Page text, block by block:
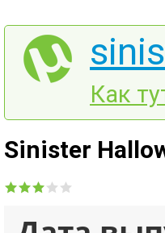
Как
Sinister